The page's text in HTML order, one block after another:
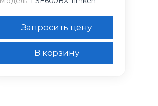
Запросить цену
В корзину